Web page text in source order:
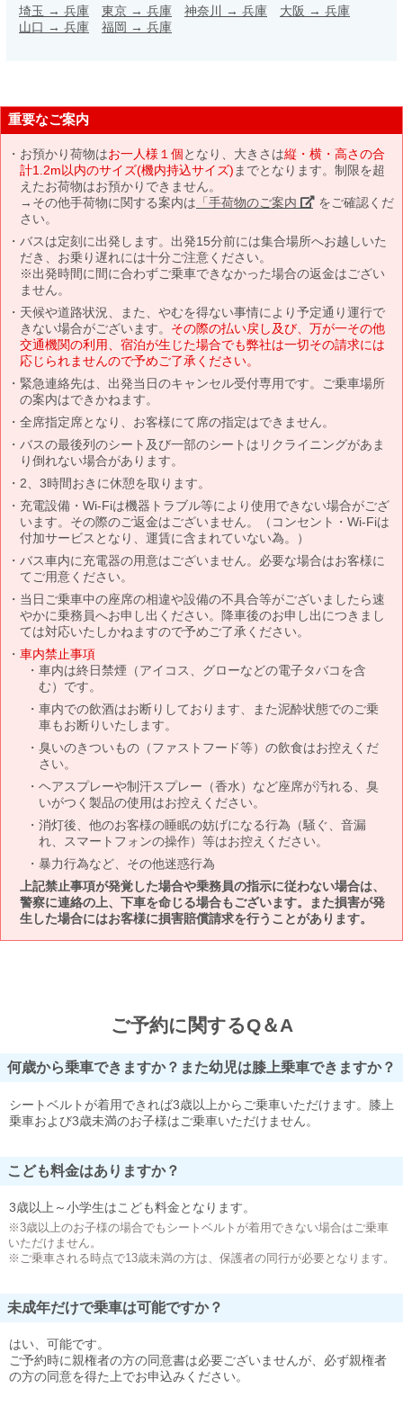
埼玉 → 兵庫 東京 → 兵庫 神奈川 → 兵庫 大阪 → 兵庫
山口 → 兵庫 福岡 → 兵庫
重要なご案内
お預かり荷物はお一人様１個となり、大きさは縦・横・高さの合
計1.2m以内のサイズ(機内持込サイズ) までとなります。制限を超
えたお荷物はお預かりできません。
→その他手荷物に関する案内は 「手荷物のご案内」 をご確認くだ
さい。
バスは定刻に出発します。出発15分前には集合場所へお越しいた
だき、お乗り遅れには十分ご注意ください。
※出発時間に間に合わずご乗車できなかった場合の返金はござい
ません。
天候や道路状況、また、やむを得ない事情により予定通り運行で
きない場合がございます。 その際の払い戻し及び、万が一その他
交通機関の利用、宿泊が生じた場合でも弊社は一切その請求には
応じられませんので予めご了承ください。
緊急連絡先は、出発当日のキャンセル受付専用です。ご乗車場所
の案内はできかねます。
全席指定席となり、お客様にて席の指定はできません。
バスの最後列のシート及び一部のシートはリクライニングがあま
り倒れない場合があります。
2、3時間おきに休憩を取ります。
充電設備・Wi-Fiは機器トラブル等により使用できない場合がござ
います。その際のご返金はございません。（コンセント・Wi-Fiは
付加サービスとなり、運賃に含まれていない為。）
バス車内に充電器の用意はございません。必要な場合はお客様に
てご用意ください。
当日ご乗車中の座席の相違や設備の不具合等がございましたら速
やかに乗務員へお申し出ください。降車後のお申し出につきまし
ては対応いたしかねますので予めご了承ください。
車内禁止事項
車内は終日禁煙（アイコス、グローなどの電子タバコを含
む）です。
車内での飲酒はお断りしております、また泥酔状態でのご乗
車もお断りいたします。
臭いのきついもの（ファストフード等）の飲食はお控えくだ
さい。
ヘアスプレーや制汗スプレー（香水）など座席が汚れる、臭
いがつく製品の使用はお控えください。
消灯後、他のお客様の睡眠の妨げになる行為（騒ぐ、音漏
れ、スマートフォンの操作）等はお控えください。
暴力行為など、その他迷惑行為
上記禁止事項が発覚した場合や乗務員の指示に従わない場合は、
警察に連絡の上、下車を命じる場合もございます。また損害が発
生した場合にはお客様に損害賠償請求を行うことがあります。
ご予約に関するQ＆A
何歳から乗車できますか？また幼児は膝上乗車できますか？
シートベルトが着用できれば3歳以上からご乗車いただけます。膝上
乗車および3歳未満のお子様はご乗車いただけません。
こども料金はありますか？
3歳以上～小学生はこども料金となります。
※3歳以上のお子様の場合でもシートベルトが着用できない場合はご乗車
いただけません。
※ご乗車される時点で13歳未満の方は、保護者の同行が必要となります。
未成年だけで乗車は可能ですか？
はい、可能です。
ご予約時に親権者の方の同意書は必要ございませんが、必ず親権者
の方の同意を得た上でお申込みください。